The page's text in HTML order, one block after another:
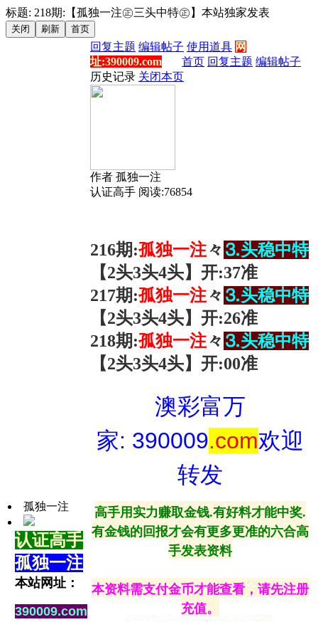
标题: 218期:【孤独一注㊣三头中特㊣】本站独家发表
孤独一注
认证高手
孤独一注
本站网址：
390009.com
回复主题 编辑帖子 使用道具 网
址:390009.com
首页 回复主题 编辑帖子
历史记录 关闭本页
作者 孤独一注
认证高手 阅读:76854
216期:孤独一注々 ⒊头稳中特
【2头3头4头】开:37准
217期:孤独一注々 ⒊头稳中特
【2头3头4头】开:26准
218期:孤独一注々 ⒊头稳中特
【2头3头4头】开:00准
澳彩富万
家: 390009.com欢迎
转发
高手用实力赚取金钱.有好料才能中奖.
有金钱的回报才会有更多更准的六合高
手发表资料
本资料需支付金币才能查看，请先注册
充值。